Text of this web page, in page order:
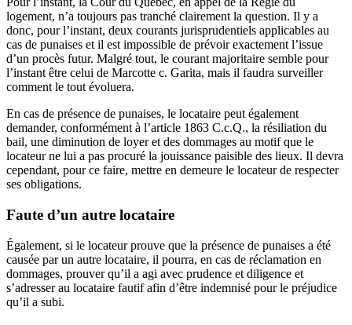
logement, n’a toujours pas tranché clairement la question. Il y a
donc, pour l’instant, deux courants jurisprudentiels applicables au
cas de punaises et il est impossible de prévoir exactement l’issue
d’un procès futur. Malgré tout, le courant majoritaire semble pour
l’instant être celui de Marcotte c. Garita, mais il faudra surveiller
comment le tout évoluera.
En cas de présence de punaises, le locataire peut également
demander, conformément à l’article 1863 C.c.Q., la résiliation du
bail, une diminution de loyer et des dommages au motif que le
locateur ne lui a pas procuré la jouissance paisible des lieux. Il devra
cependant, pour ce faire, mettre en demeure le locateur de respecter
ses obligations.
Faute d’un autre locataire
Également, si le locateur prouve que la présence de punaises a été
causée par un autre locataire, il pourra, en cas de réclamation en
dommages, prouver qu’il a agi avec prudence et diligence et
s’adresser au locataire fautif afin d’être indemnisé pour le préjudice
qu’il a subi.